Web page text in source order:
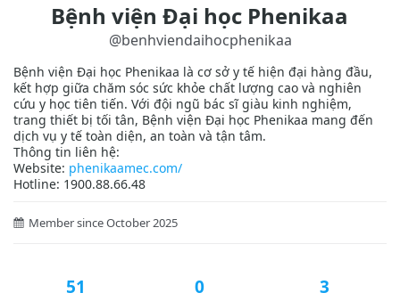
Bệnh viện Đại học Phenikaa
@benhviendaihocphenikaa
Bệnh viện Đại học Phenikaa là cơ sở y tế hiện đại hàng đầu,
kết hợp giữa chăm sóc sức khỏe chất lượng cao và nghiên
cứu y học tiên tiến. Với đội ngũ bác sĩ giàu kinh nghiệm,
trang thiết bị tối tân, Bệnh viện Đại học Phenikaa mang đến
dịch vụ y tế toàn diện, an toàn và tận tâm.
Thông tin liên hệ:
Website: phenikaamec.com/
Hotline: 1900.88.66.48
Member since October 2025
51 0 3